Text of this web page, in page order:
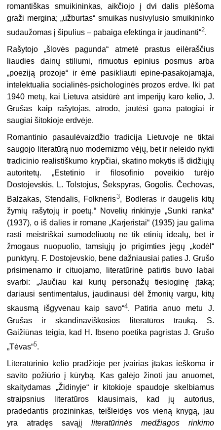
romantiškas smuikininkas, aikčio­jo į dvi dalis plėšoma
graži mergina; „užburtas“ smuikas nusivylusio smuikininko
sudaužomas į šipulius – pabaiga efektinga ir jaudinanti“2.
Rašytojo „šlovės pagunda“ atmetė prastus eilėraščius
liaudies dainų sti­liumi, rimuotus epinius posmus arba
„poeziją prozoje“ ir ėmė pasikliauti epine-pasakojamąja,
intelektualia socialinės-psichologinės prozos erdve. Iki pat
1940 metų, kai Lietuva atsidūrė ant imperijų karo kelio, J.
Grušas kaip rašytojas, atrodo, jautėsi gana patogiai ir
saugiai šitokioje erdvėje.
Romantinio pasaulėvaizdžio tradicija Lietuvoje ne tiktai
saugojo literatūrą nuo modernizmo vėjų, bet ir neleido nykti
tradicinio realistiškumo krypčiai, skatino mokytis iš didžiųjų
autoritetų. „Estetinio ir filosofinio poveikio turėjo
Dostojevskis, L. Tolstojus, Šekspyras, Gogolis. Čechovas,
Balzakas, Stendalis, Folkneris3, Bodleras ir daugelis kitų
žymių rašytojų ir poetų.“ Novelių rinkinyje „Sunki ranka“
(1937), o iš dalies ir romane „Karjeristai“ (1935) jau galima
rasti meistriškai sumodeliuotų ne tik etinių idealų, bet ir
žmogaus nuopuolio, tamsiųjų jo prigimties jėgų „kodėl“
punktyrų. F. Dostojevskio, bene dažniausiai paties J. Grušo
prisimenamo ir cituojamo, literatūrinė patirtis buvo labai
svarbi: „Jaučiau kai kurių personažų tiesioginę įtaką;
dariausi sentimentalus, jaudinausi dėl žmonių vargu, kitų
skausmą išgyvenau kaip savo“4. Patiria anuo metu J.
Grušas ir skandinaviškosios literatūros trauką. S.
Gaižiūnas teigia, kad H. Ibseno poetika pagristas J. Grušo
„Tėvas“5.
Literatūrinio kelio pradžioje per įvairias įtakas ieškoma ir
savito požiūrio į kūrybą. Kas galėjo žinoti jau anuomet,
skaitydamas „Židinyje“ ir kitokio­je spaudoje skelbiamus
straipsnius literatūros klausimais, kad jų autorius,
pradedantis prozininkas, teišleidęs vos vieną knygą, jau
yra atradęs savąjį literatūrinės medžiagos rinkimo